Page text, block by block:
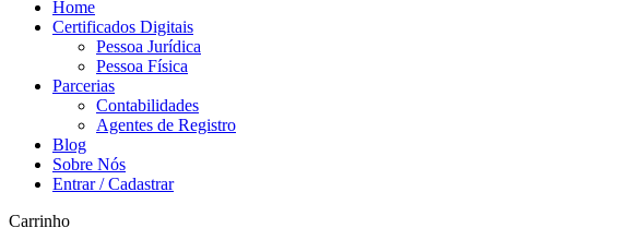
Home
Certificados Digitais
Pessoa Jurídica
Pessoa Física
Parcerias
Contabilidades
Agentes de Registro
Blog
Sobre Nós
Entrar / Cadastrar
Carrinho